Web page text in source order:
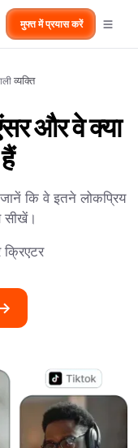
मुफ्त में प्रयास करें
व्यक्ति
और वे क्या
कि वे इतने लोकप्रिय
सीखें।